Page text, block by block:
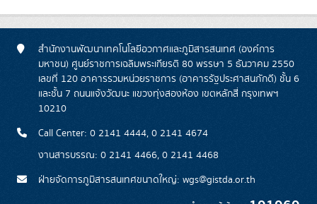
สำนักงานพัฒนาเทคโนโลยีอวกาศและภูมิสารสนเทศ (องค์การ
มหาชน) ศูนย์ราชการเฉลิมพระเกียรติ 80 พรรษา 5 ธันวาคม 2550
เลขที่ 120 อาคารรวมหน่วยราชการ (อาคารรัฐประศาสนภักดี) ชั้น 6
และชั้น 7 ถนนแจ้งวัฒนะ แขวงทุ่งสองห้อง เขตหลักสี่ กรุงเทพฯ
10210
Call Center: 0 2141 4444, 0 2141 4674
งานสารบรรณ: 0 2141 4466, 0 2141 4468
ฝ่ายจัดการภูมิสารสนเทศขนาดใหญ่: wgs@gistda.or.th